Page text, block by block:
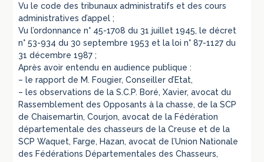
Vu le code des tribunaux administratifs et des cours
administratives d’appel ;
Vu l’ordonnance n° 45-1708 du 31 juillet 1945, le décret
n° 53-934 du 30 septembre 1953 et la loi n° 87-1127 du
31 décembre 1987 ;
Après avoir entendu en audience publique :
– le rapport de M. Fougier, Conseiller d’Etat,
– les observations de la S.C.P. Boré, Xavier, avocat du
Rassemblement des Opposants à la chasse, de la SCP
de Chaisemartin, Courjon, avocat de la Fédération
départementale des chasseurs de la Creuse et de la
SCP Waquet, Farge, Hazan, avocat de l’Union Nationale
des Fédérations Départementales des Chasseurs,